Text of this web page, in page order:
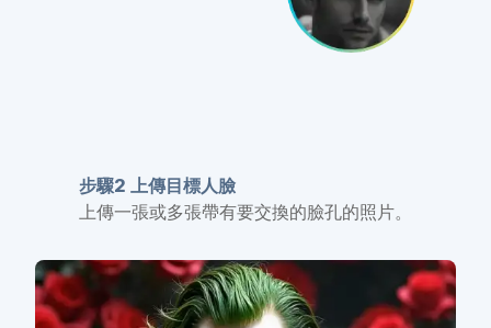
步驟2 上傳目標人臉
上傳一張或多張帶有要交換的臉孔的照片。